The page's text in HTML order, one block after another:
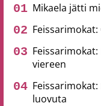
Mikaela jätti
viereen
luovuta